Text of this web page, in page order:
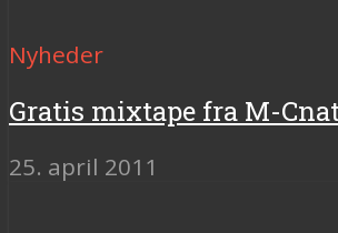
Nyheder
Gratis mixtape fra M-
25. april 2011